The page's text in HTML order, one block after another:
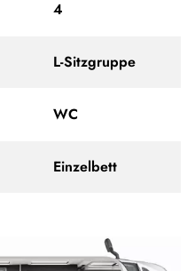
4
L-Sitzgruppe
WC
Einzelbett